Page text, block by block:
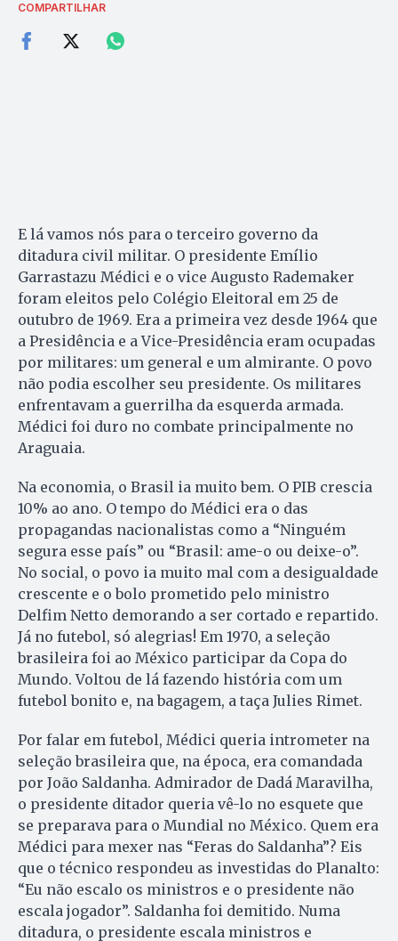
COMPARTILHAR
E lá vamos nós para o terceiro governo da
ditadura civil militar. O presidente Emílio
Garrastazu Médici e o vice Augusto Rademaker
foram eleitos pelo Colégio Eleitoral em 25 de
outubro de 1969. Era a primeira vez desde 1964 que
a Presidência e a Vice-Presidência eram ocupadas
por militares: um general e um almirante. O povo
não podia escolher seu presidente. Os militares
enfrentavam a guerrilha da esquerda armada.
Médici foi duro no combate principalmente no
Araguaia.
Na economia, o Brasil ia muito bem. O PIB crescia
10% ao ano. O tempo do Médici era o das
propagandas nacionalistas como a “Ninguém
segura esse país” ou “Brasil: ame-o ou deixe-o”.
No social, o povo ia muito mal com a desigualdade
crescente e o bolo prometido pelo ministro
Delfim Netto demorando a ser cortado e repartido.
Já no futebol, só alegrias! Em 1970, a seleção
brasileira foi ao México participar da Copa do
Mundo. Voltou de lá fazendo história com um
futebol bonito e, na bagagem, a taça Julies Rimet.
Por falar em futebol, Médici queria intrometer na
seleção brasileira que, na época, era comandada
por João Saldanha. Admirador de Dadá Maravilha,
o presidente ditador queria vê-lo no esquete que
se preparava para o Mundial no México. Quem era
Médici para mexer nas “Feras do Saldanha”? Eis
que o técnico respondeu as investidas do Planalto:
“Eu não escalo os ministros e o presidente não
escala jogador”. Saldanha foi demitido. Numa
ditadura, o presidente escala ministros e